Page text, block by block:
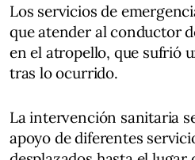
Los servicios de
que atender al conductor
en el atropello, que sufrió
tras lo ocurrido.
La intervención sanitaria
apoyo de diferentes